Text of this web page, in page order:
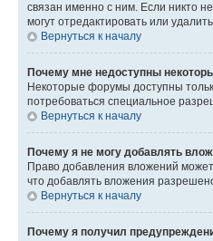
связан именно с ним. Если никто
могут отредактировать или
Вернуться к началу
Почему мне недоступны
Некоторые форумы доступны
потребоваться специальное
Вернуться к началу
Почему я не могу добавлять
Право добавления вложений
что добавлять вложения
Вернуться к началу
Почему я получил